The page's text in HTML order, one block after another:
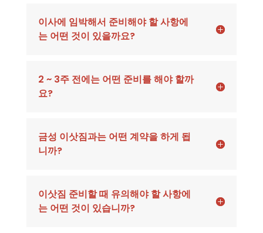
이사에 임박해서 준비해야 할 사항에
는 어떤 것이 있을까요?
2 ~ 3주 전에는 어떤 준비를 해야 할까
요?
금성 이삿짐과는 어떤 계약을 하게 됩
니까?
이삿짐 준비할 때 유의해야 할 사항에
는 어떤 것이 있습니까?